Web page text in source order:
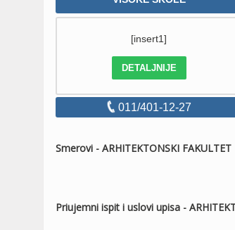
[insert1]
DETALJNIJE
011/401-12-27
Smerovi - ARHITEKTONSKI FAKULTET
Priujemni ispit i uslovi upisa -